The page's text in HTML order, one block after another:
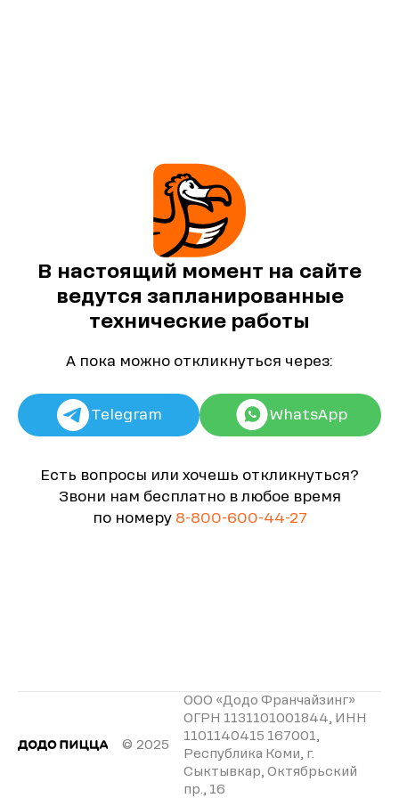
В настоящий момент на сайте
ведутся запланированные
технические работы
А пока можно откликнуться через:
Telegram WhatsApp
Есть вопросы или хочешь откликнуться?
Звони нам бесплатно в любое время
по номеру 8-800-600-44-27
© 2025
ООО «Додо Франчайзинг»
ОГРН 1131101001844, ИНН
1101140415 167001,
Республика Коми, г.
Сыктывкар, Октябрьский
пр., 16